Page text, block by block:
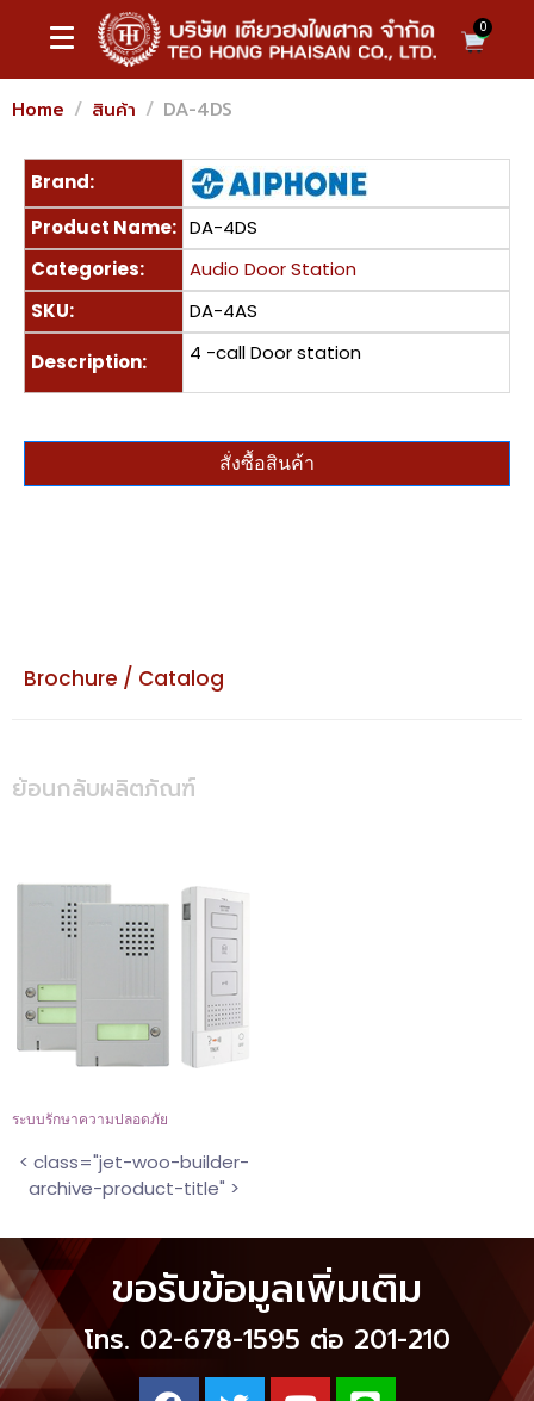
0
Home สินค้า DA-4DS
Brand:
Product Name: DA-4DS
Categories:
Audio Door Station
SKU:
DA-4AS
Description: 4 -call Door station
สั่งซื้อสินค้า
Brochure / Catalog
ย้อนกลับผลิตภัณฑ์
ระบบรักษาความปลอดภัย
< class="jet-woo-builder-
archive-product-title" >
ขอรับข้อมูลเพิ่มเติม
โทร. 02-678-1595 ต่อ 201-210